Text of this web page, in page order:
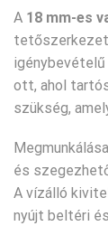
A 18 mm-es
ott, ahol
szükség,
és
A vízálló
nyújt beltéri